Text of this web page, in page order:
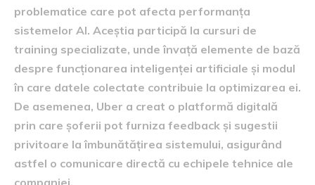
problematice care pot afecta performanța
sistemelor AI. Aceștia participă la cursuri de
training specializate, unde învață elemente de bază
despre funcționarea inteligenței artificiale și modul
în care datele colectate contribuie la optimizarea ei.
De asemenea, Uber a creat o platformă digitală
prin care șoferii pot furniza feedback și sugestii
privitoare la îmbunătățirea sistemului, asigurând
astfel o comunicare directă cu echipele tehnice ale
companiei.